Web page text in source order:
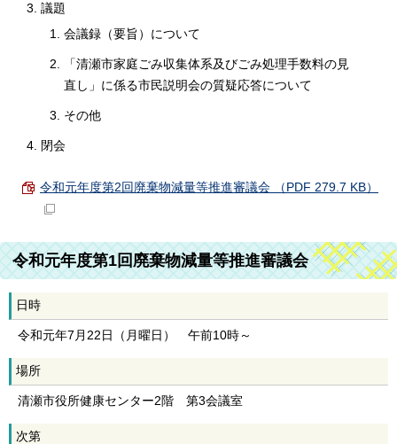
議題
会議録（要旨）について
「清瀬市家庭ごみ収集体系及びごみ処理手数料の見
直し」に係る市民説明会の質疑応答について
その他
閉会
令和元年度第2回廃棄物減量等推進審議会 （PDF 279.7 KB）
令和元年度第1回廃棄物減量等推進審議会
日時
令和元年7月22日（月曜日） 午前10時～
場所
清瀬市役所健康センター2階 第3会議室
次第